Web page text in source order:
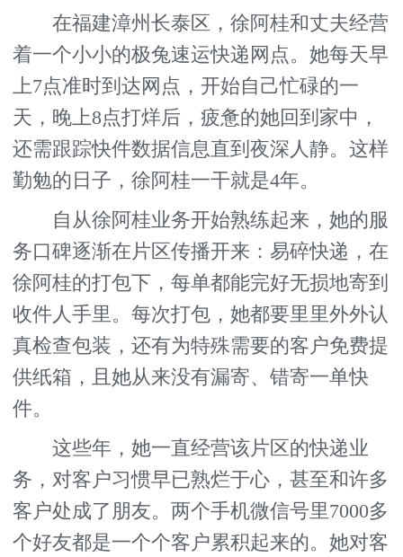
在福建漳州长泰区，徐阿桂和丈夫经营
着一个小小的极兔速运快递网点。她每天早
上7点准时到达网点，开始自己忙碌的一
天，晚上8点打烊后，疲惫的她回到家中，
还需跟踪快件数据信息直到夜深人静。这样
勤勉的日子，徐阿桂一干就是4年。
自从徐阿桂业务开始熟练起来，她的服
务口碑逐渐在片区传播开来：易碎快递，在
徐阿桂的打包下，每单都能完好无损地寄到
收件人手里。每次打包，她都要里里外外认
真检查包装，还有为特殊需要的客户免费提
供纸箱，且她从来没有漏寄、错寄一单快
件。
这些年，她一直经营该片区的快递业
务，对客户习惯早已熟烂于心，甚至和许多
客户处成了朋友。两个手机微信号里7000多
个好友都是一个个客户累积起来的。她对客